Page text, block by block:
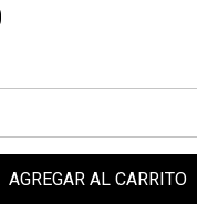
AGREGAR AL CARRITO